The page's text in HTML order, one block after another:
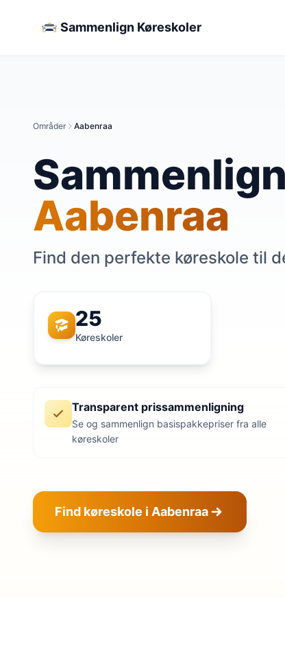
Sammenlign Køreskoler
Områder Aabenraa
Aabenraa
Find den perfekte køreskole til
25
Køreskoler
Transparent prissammenligning
Se og sammenlign basispakkepriser fra alle
køreskoler
Find køreskole i Aabenraa